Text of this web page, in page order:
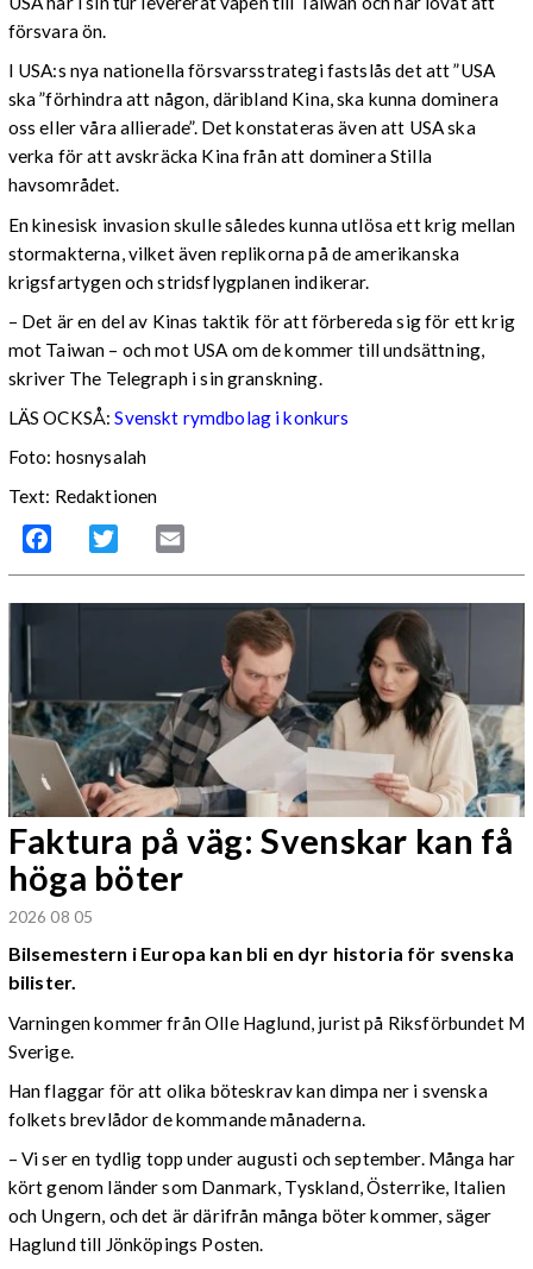
försvara ön.
I USA:s nya nationella försvarsstrategi fastslås det att ”USA
ska ”förhindra att någon, däribland Kina, ska kunna dominera
oss eller våra allierade”. Det konstateras även att USA ska
verka för att avskräcka Kina från att dominera Stilla
havsområdet.
En kinesisk invasion skulle således kunna utlösa ett krig mellan
stormakterna, vilket även replikorna på de amerikanska
krigsfartygen och stridsflygplanen indikerar.
– Det är en del av Kinas taktik för att förbereda sig för ett krig
mot Taiwan – och mot USA om de kommer till undsättning,
skriver The Telegraph i sin granskning.
LÄS OCKSÅ: Svenskt rymdbolag i konkurs
Foto: hosnysalah
Text: Redaktionen
Facebook Twitter
Faktura på väg: Svenskar kan få
höga böter
2026 08 05
Bilsemestern i Europa kan bli en dyr historia för svenska
bilister.
Varningen kommer från Olle Haglund, jurist på Riksförbundet M
Sverige.
Han flaggar för att olika böteskrav kan dimpa ner i svenska
folkets brevlådor de kommande månaderna.
– Vi ser en tydlig topp under augusti och september. Många har
kört genom länder som Danmark, Tyskland, Österrike, Italien
och Ungern, och det är därifrån många böter kommer, säger
Haglund till Jönköpings Posten.